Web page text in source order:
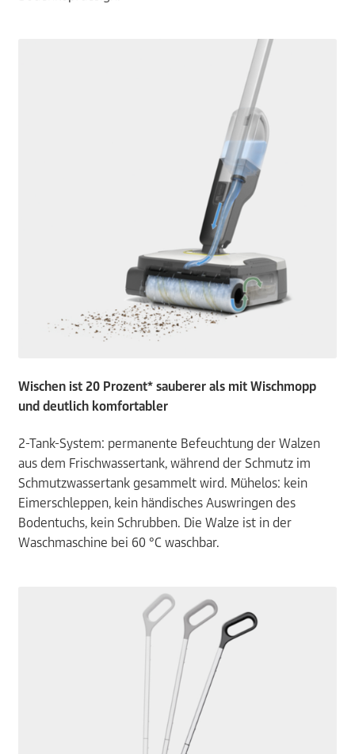
Wischen ist 20 Prozent* sauberer als mit Wischmopp
und deutlich komfortabler
2-Tank-System: permanente Befeuchtung der Walzen
aus dem Frischwassertank, während der Schmutz im
Schmutzwassertank gesammelt wird. Mühelos: kein
Eimerschleppen, kein händisches Auswringen des
Bodentuchs, kein Schrubben. Die Walze ist in der
Waschmaschine bei 60 °C waschbar.